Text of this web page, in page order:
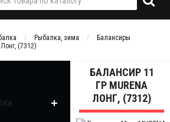
Рыбалка, зима
Балансиры
(7312)
БАЛАНСИР 11
ГР MURENA
ЛОНГ, (7312)